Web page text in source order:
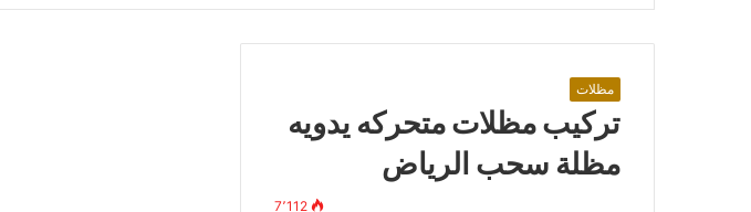
مظلات
تركيب مظلات متحركه يدويه
مظلة سحب الرياض
7٬112